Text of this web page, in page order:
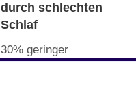
durch schlechten
Schlaf
30% geringer